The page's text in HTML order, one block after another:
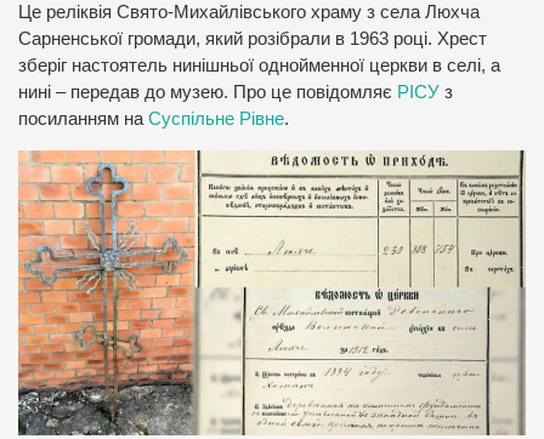
Це реліквія Свято-Михайлівського храму з села Люхча
Сарненської громади, який розібрали в 1963 році. Хрест
зберіг настоятель нинішньої однойменної церкви в селі, а
нині – передав до музею. Про це повідомляє РІСУ з
посиланням на Суспільне Рівне.